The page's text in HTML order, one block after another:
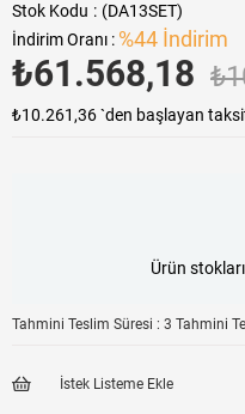
Stok Kodu
(DA13SET)
İndirim Oranı : %44 İndirim
₺61.568,18
₺10.261,36`den başlayan
Ürün
Tahmini Teslim Süresi : 3 Tahmini
İstek Listeme Ekle